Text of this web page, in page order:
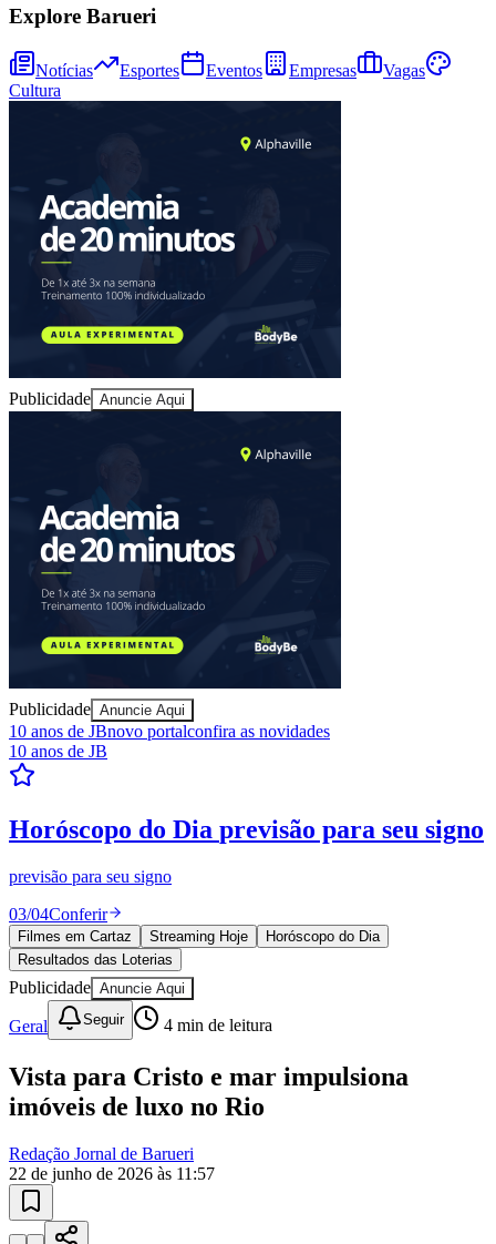
Goiás
Explore Barueri
Notícias Esportes Eventos Empresas
Vagas
Cultura
Publicidade Anuncie Aqui
Publicidade Anuncie Aqui
10 anos de JBnovo portalconfira as novidades
10 anos de JB
Resultados das Loterias confira se ganhou
Mega-Sena, Quina, Lotofácil e todos os jogos. Resultado
04/04Ver resultados
Filmes em Cartaz Streaming Hoje
Resultados das Loterias
Publicidade Anuncie Aqui
Seguir
Vista para Cristo e mar impulsiona
Redação Jornal de Barueri
22 de junho de 2026 às 11:57